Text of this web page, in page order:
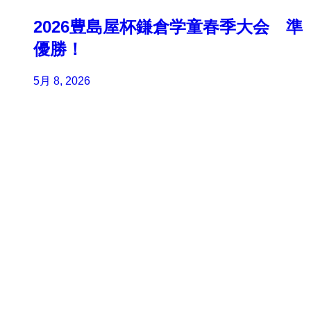
2026豊島屋杯鎌倉学童春季大会 準
優勝！
5月 8, 2026